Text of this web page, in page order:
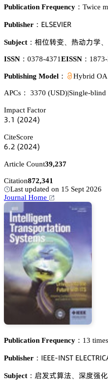
Publication Frequency： Twice
Publisher： 乊欄偌乊妯喊乊葤
Subject： 䁯钝㝌珋 獠鿞瀎惒
ISSN： 0378-4371EISSN：
Publishing Model： Hybrid OA
APCs： 3370 (USD)|Single-blind
Impact Factor
杚.声 (缗蔡缗鋺)
CiteScore
炆.缗 (缗蔡缗鋺)
Article Count39,237
Citation872,341
Last updated on 15 Sept 2026
Journal Home
Publication Frequency： 13
Publisher： 喊乊乊乊-喊沟偌穫 乊欄乊。穫葤
Subject： 偊䖵旙躡渑 㭊㤹䌲